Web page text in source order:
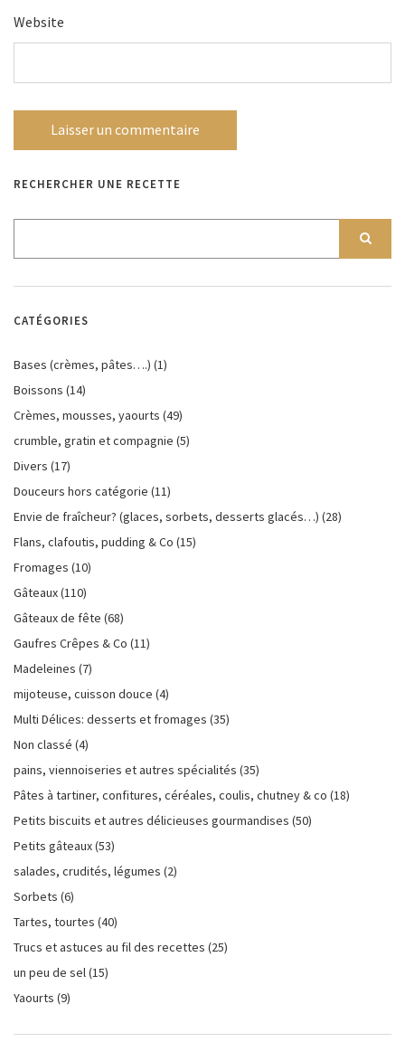
Website
RECHERCHER UNE RECETTE
CATÉGORIES
Bases (crèmes, pâtes….) (1)
Boissons (14)
Crèmes, mousses, yaourts (49)
crumble, gratin et compagnie (5)
Divers (17)
Douceurs hors catégorie (11)
Envie de fraîcheur? (glaces, sorbets, desserts glacés…) (28)
Flans, clafoutis, pudding & Co (15)
Fromages (10)
Gâteaux(110)
Gâteaux de fête (68)
Gaufres Crêpes & Co (11)
Madeleines (7)
mijoteuse, cuisson douce (4)
Multi Délices: desserts et fromages (35)
Non classé (4)
pains, viennoiseries et autres spécialités (35)
Pâtes à tartiner, confitures, céréales, coulis, chutney & co (18)
Petits biscuits et autres délicieuses gourmandises (50)
Petits gâteaux(53)
salades, crudités, légumes (2)
Sorbets (6)
Tartes, tourtes (40)
Trucs et astuces au fil des recettes (25)
un peu de sel(15)
Yaourts (9)